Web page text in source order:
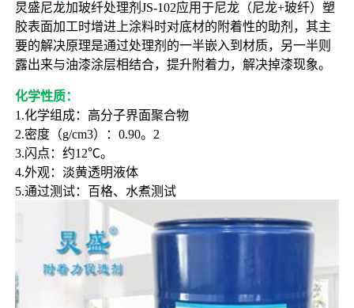
炅盛尼龙加玻纤处理剂 JS-102应用于尼龙（尼龙+玻纤）塑
胶表面加工时增进上涂料时对底材的附着性的助剂，其主
要的解决原理是通过处理剂的一半嵌入到材质，另一半则
露出来与油漆涂层相结合，提升附着力，解决掉漆现象。
化学性质：
1.化学组成：高分子界面聚合物
2.密度（g/cm3）：0.90。2
3.闪点：约12℃。
4.外观：淡黄透明液体
5.通过测试：百格、水煮测试